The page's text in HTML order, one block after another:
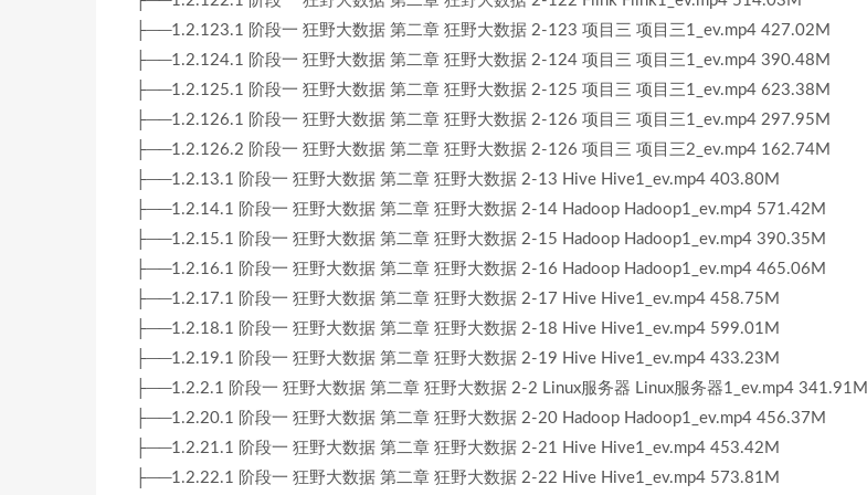
├──1.2.123.1 阶段一 狂野大数据 第二章 狂野大数据 2-123 项目三 项目三1_ev.mp4 427.02M
├──1.2.124.1 阶段一 狂野大数据 第二章 狂野大数据 2-124 项目三 项目三1_ev.mp4 390.48M
├──1.2.125.1 阶段一 狂野大数据 第二章 狂野大数据 2-125 项目三 项目三1_ev.mp4 623.38M
├──1.2.126.1 阶段一 狂野大数据 第二章 狂野大数据 2-126 项目三 项目三1_ev.mp4 297.95M
├──1.2.126.2 阶段一 狂野大数据 第二章 狂野大数据 2-126 项目三 项目三2_ev.mp4 162.74M
├──1.2.13.1 阶段一 狂野大数据 第二章 狂野大数据 2-13 Hive Hive1_ev.mp4 403.80M
├──1.2.14.1 阶段一 狂野大数据 第二章 狂野大数据 2-14 Hadoop Hadoop1_ev.mp4 571.42M
├──1.2.15.1 阶段一 狂野大数据 第二章 狂野大数据 2-15 Hadoop Hadoop1_ev.mp4 390.35M
├──1.2.16.1 阶段一 狂野大数据 第二章 狂野大数据 2-16 Hadoop Hadoop1_ev.mp4 465.06M
├──1.2.17.1 阶段一 狂野大数据 第二章 狂野大数据 2-17 Hive Hive1_ev.mp4 458.75M
├──1.2.18.1 阶段一 狂野大数据 第二章 狂野大数据 2-18 Hive Hive1_ev.mp4 599.01M
├──1.2.19.1 阶段一 狂野大数据 第二章 狂野大数据 2-19 Hive Hive1_ev.mp4 433.23M
├──1.2.2.1 阶段一 狂野大数据 第二章 狂野大数据 2-2 Linux服务器 Linux服务器1_ev.mp4 341.91M
├──1.2.20.1 阶段一 狂野大数据 第二章 狂野大数据 2-20 Hadoop Hadoop1_ev.mp4 456.37M
├──1.2.21.1 阶段一 狂野大数据 第二章 狂野大数据 2-21 Hive Hive1_ev.mp4 453.42M
├──1.2.22.1 阶段一 狂野大数据 第二章 狂野大数据 2-22 Hive Hive1_ev.mp4 573.81M